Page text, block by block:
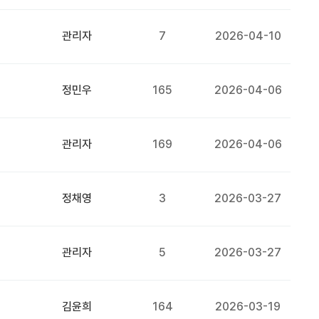
관리자 7 2026-04-10
정민우 165 2026-04-06
관리자 169 2026-04-06
정채영 3 2026-03-27
관리자 5 2026-03-27
김윤희 164 2026-03-19